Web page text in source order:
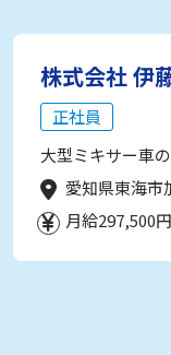
株式会社 伊
正社員
大型ミキサー車
愛知県東海市
月給297,500